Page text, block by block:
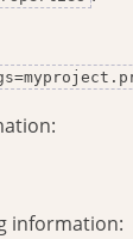
information: